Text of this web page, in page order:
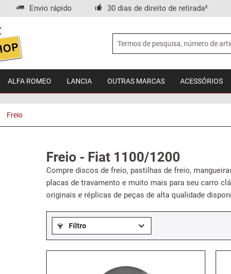
Envio rápido 30 dias de direito de retirada²
ALFA ROMEO LANCIA OUTRAS MARCAS ACESSÓRIOS
Freio
Freio - Fiat 1100/1200
Compre discos de freio, pastilhas de freio,
placas de travamento e muito mais para seu carro
originais e réplicas de peças de alta qualidade
Filtro